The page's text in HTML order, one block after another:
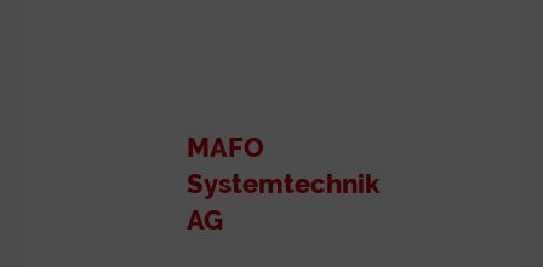
MAFO
Systemtechnik
AG